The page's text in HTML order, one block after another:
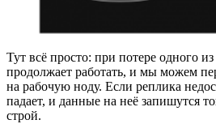
Тут всё просто: при потере одного
продолжает работать, и мы можем
на рабочую ноду. Если реплика
падает, и данные на неё запишутся
строй.